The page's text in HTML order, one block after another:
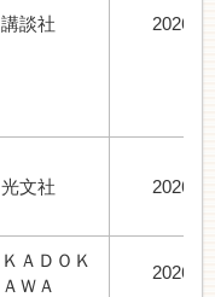
講談社 2026.6
光文社 2026.7
ＫＡＤＯＫ
ＡＷＡ
2026.7